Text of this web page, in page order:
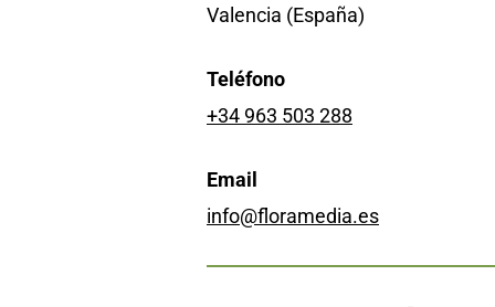
Valencia (España)
Teléfono
+34 963 503 288
Email
info@floramedia.es